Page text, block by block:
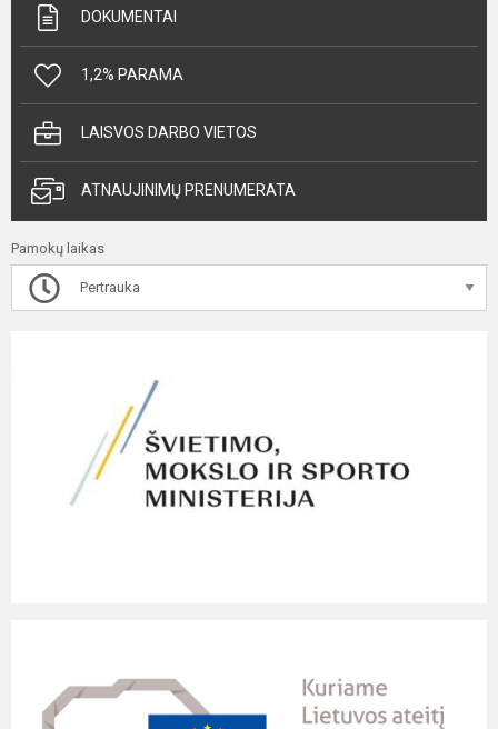
DOKUMENTAI
1,2% PARAMA
LAISVOS DARBO VIETOS
ATNAUJINIMŲ PRENUMERATA
Pamokų laikas
Pertrauka